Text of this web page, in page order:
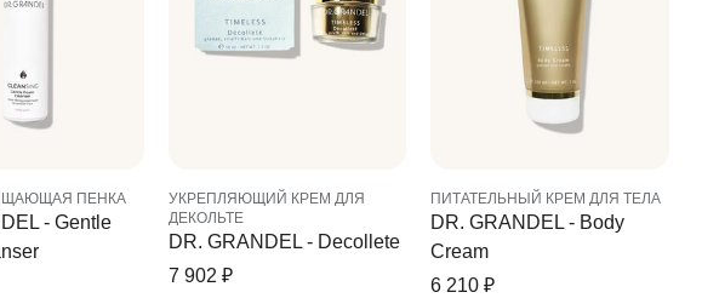
ПЕНКА
- Gentle
УКРЕПЛЯЮЩИЙ КРЕМ ДЛЯ
ДЕКОЛЬТЕ
DR. GRANDEL - Decollete
7 902 ₽
ПИТАТЕЛЬНЫЙ КРЕМ ДЛЯ ТЕЛА
DR. GRANDEL - Body
Cream
6 210 ₽